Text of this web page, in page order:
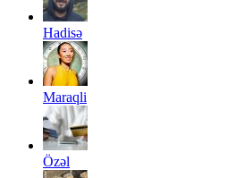
Hadisə
Maraqli
Özəl